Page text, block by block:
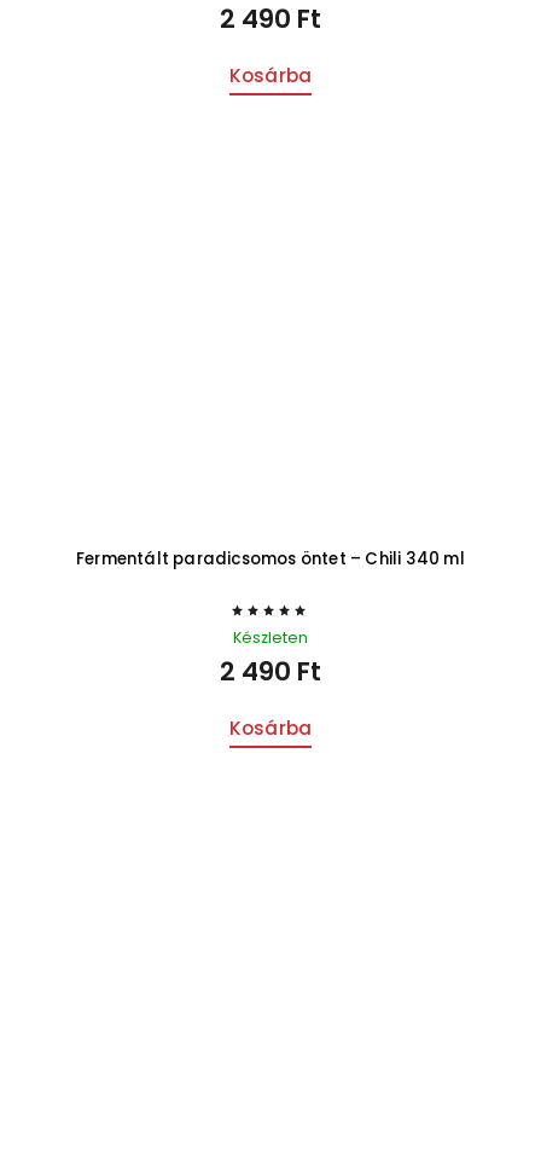
2 490 Ft
Kosárba
Fermentált paradicsomos öntet – Chili 340 ml
Készleten
2 490 Ft
Kosárba